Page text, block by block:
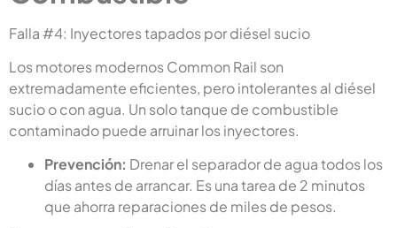
Falla #4: Inyectores tapados por diésel sucio
Los motores modernos Common Rail son
extremadamente eficientes, pero intolerantes al diésel
sucio o con agua. Un solo tanque de combustible
contaminado puede arruinar los inyectores.
Prevención: Drenar el separador de agua todos los
días antes de arrancar. Es una tarea de 2 minutos
que ahorra reparaciones de miles de pesos.